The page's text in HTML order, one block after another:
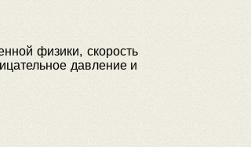
физики, скорость
давление и